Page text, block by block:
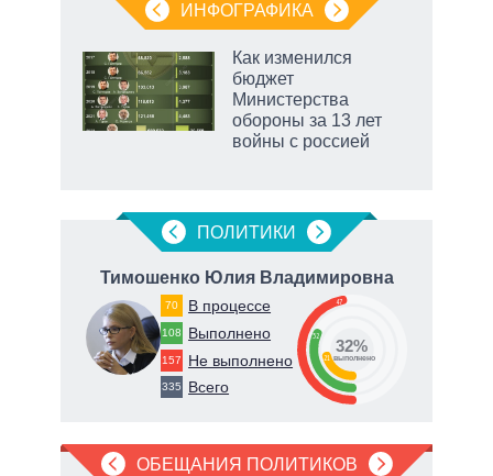
ИНФОГРАФИКА
Как изменился
бюджет
Министерства
обороны за 13 лет
войны с россией
ПОЛИТИКИ
Тимошенко Юлия Владимировна
70 В процессе
108 Выполнено
157 Не выполнено
335 Всего
47
32
21
32%
выполнено
ОБЕЩАНИЯ ПОЛИТИКОВ